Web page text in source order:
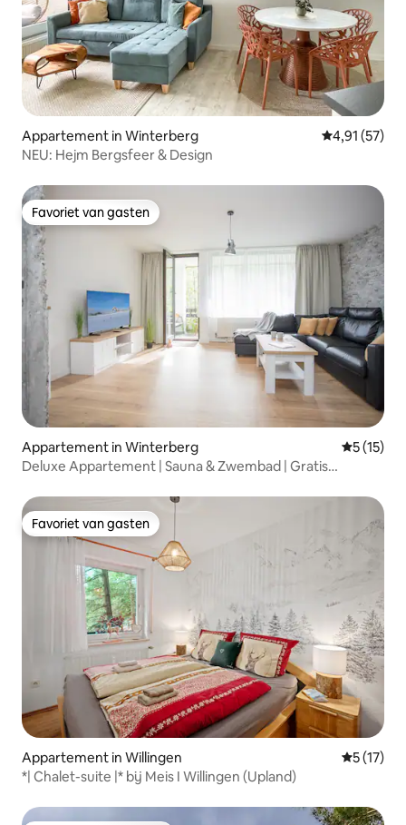
Appartement in Winterberg Gemiddelde
4,91 (57)
NEU: Hejm Bergsfeer & Design
Favoriet van gasten
Favoriet van gasten
Appartement in Winterberg
5 (15)
Deluxe Appartement | Sauna & Zwembad | Gratis
Favoriet van gasten
Favoriet van gasten
Appartement in Willingen
5 (17)
*| Chalet-suite |* bij Meis I Willingen (Upland)